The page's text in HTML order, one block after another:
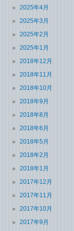
2025年4月
2025年3月
2025年2月
2025年1月
2018年12月
2018年11月
2018年10月
2018年9月
2018年8月
2018年6月
2018年5月
2018年2月
2018年1月
2017年12月
2017年11月
2017年10月
2017年9月